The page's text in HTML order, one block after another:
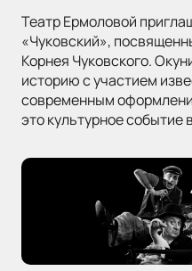
Театр Ермоловой
«Чуковский»,
Корнея Чуковского.
историю с участием
современным
это культурное событие